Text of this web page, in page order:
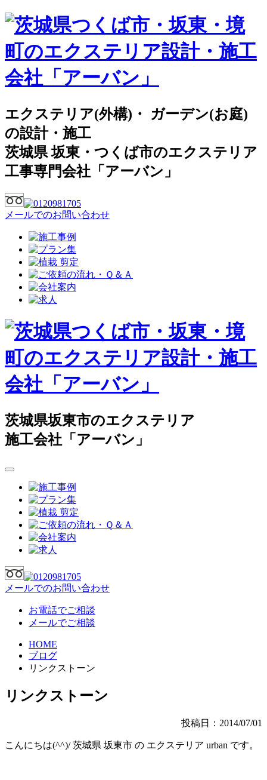
エクステリア(外構)・ ガーデン(お庭)
の設計・施工
茨城県 坂東・つくば市のエクステリア
工事専門会社「アーバン」
メールでのお問い合わせ
茨城県坂東市のエクステリア
施工会社「アーバン」
メールでのお問い合わせ
お電話でご相談
メールでご相談
HOME
ブログ
リンクストーン
リンクストーン
投稿日：2014/07/01
こんにちは(^^)/ 茨城県 坂東市 の エクステリア urban です。